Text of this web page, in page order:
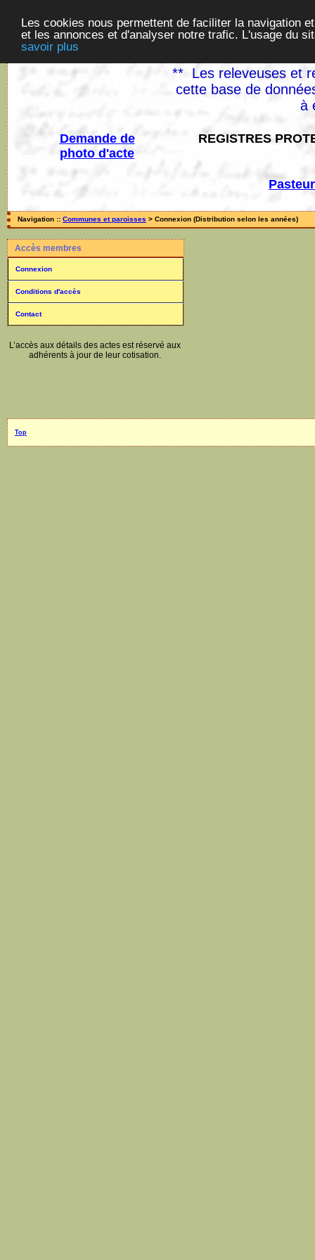
Les cookies nous permettent de faciliter la navigation
et les annonces et d'analyser notre trafic. L'usage du
savoir plus
** Les releveuses et
cette base de
à
Demande de
photo d'acte
REGISTRES
Navigation :: Communes et paroisses > Connexion (Distribution selon les années)
Accès membres
Connexion
Conditions d'accès
Contact
L’accès aux détails des actes est réservé aux
adhérents à jour de leur cotisation.
Top